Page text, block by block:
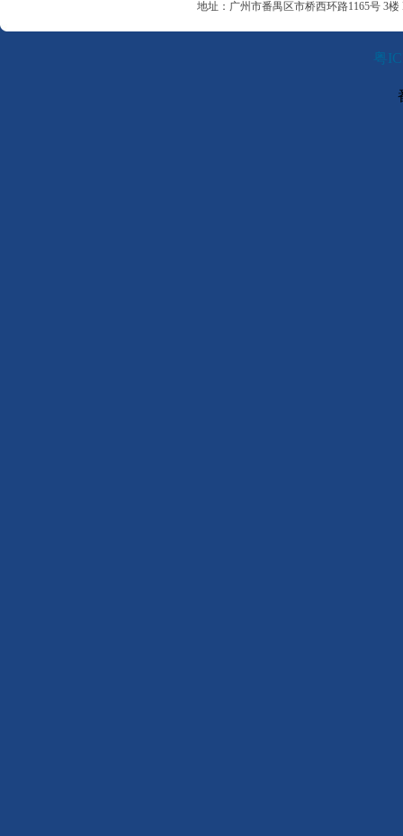
地址：广州市番禺区市桥西环路1165号 3楼
粤